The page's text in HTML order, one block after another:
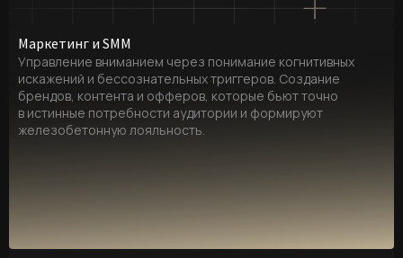
Маркетинг и SMM
Управление вниманием через понимание когнитивных
искажений и бессознательных триггеров. Создание
брендов, контента и офферов, которые бьют точно
в истинные потребности аудитории и формируют
железобетонную лояльность.